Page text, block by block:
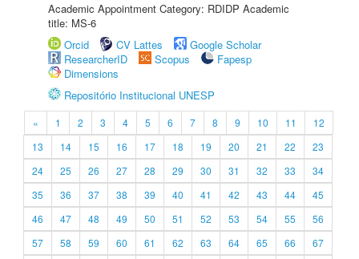
Academic Appointment Category: RDIDP Academic
title: MS-6
Orcid
CV Lattes
Google Scholar
ResearcherID
Scopus
Fapesp
Dimensions
Repositório Institucional UNESP
« 1 2 3 4 5 6 7 8 9 10 11
12
13
14 15 16 17 18 19 20 21 22
23
24
25 26 27 28 29 30 31 32 33
34
35
36 37 38 39 40 41 42 43 44
45
46
47 48 49 50 51 52 53 54 55
56
57
58 59 60 61 62 63 64 65 66
67